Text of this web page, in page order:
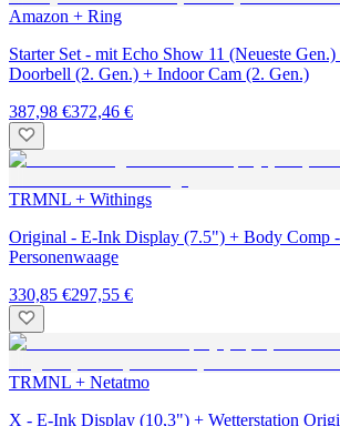
Amazon + Ring
Starter Set - mit Echo Show 11 (Neueste
Doorbell (2. Gen.) + Indoor Cam (2. Gen.)
387,98 €372,46 €
TRMNL + Withings
Original - E-Ink Display (7.5") + Body Comp
Personenwaage
330,85 €297,55 €
TRMNL + Netatmo
X - E-Ink Display (10,3") + Wetterstation